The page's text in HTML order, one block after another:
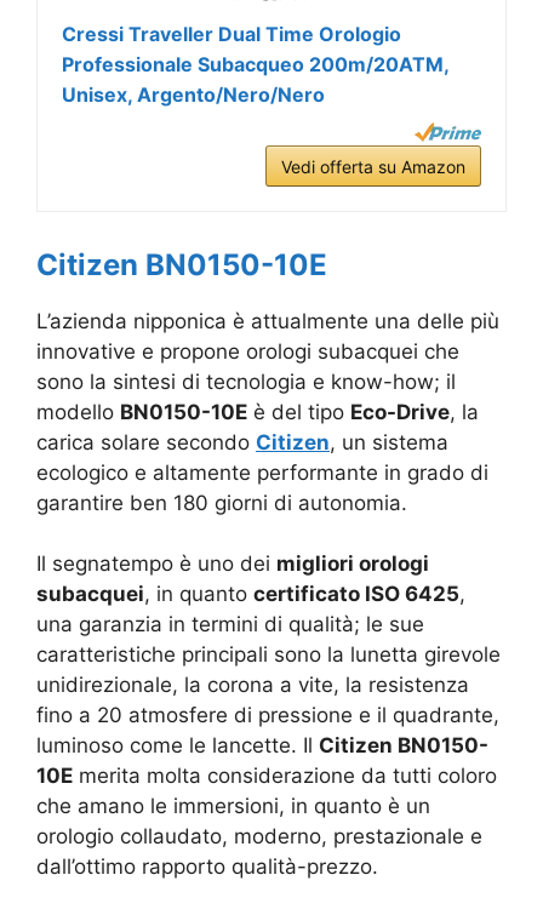
Cressi Traveller Dual Time Orologio
Professionale Subacqueo 200m/20ATM,
Unisex, Argento/Nero/Nero
Vedi offerta su Amazon
Citizen BN0150-10E
L’azienda nipponica è attualmente una delle più
innovative e propone orologi subacquei che
sono la sintesi di tecnologia e know-how; il
modello BN0150-10E è del tipo Eco-Drive, la
carica solare secondo Citizen, un sistema
ecologico e altamente performante in grado di
garantire ben 180 giorni di autonomia.
Il segnatempo è uno dei migliori orologi
subacquei, in quanto certificato ISO 6425,
una garanzia in termini di qualità; le sue
caratteristiche principali sono la lunetta girevole
unidirezionale, la corona a vite, la resistenza
fino a 20 atmosfere di pressione e il quadrante,
luminoso come le lancette. Il Citizen BN0150-
10E merita molta considerazione da tutti coloro
che amano le immersioni, in quanto è un
orologio collaudato, moderno, prestazionale e
dall’ottimo rapporto qualità-prezzo.